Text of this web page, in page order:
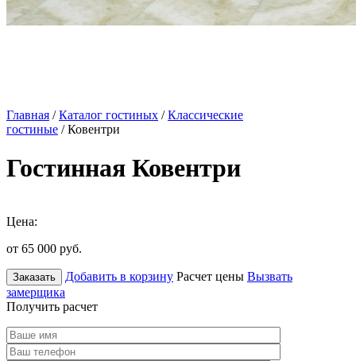
Главная /Каталог гостиных /Классические
гостиные / Ковентри
Гостинная Ковентри
Цена:
от 65 000 руб.
Заказать Добавить в корзину Расчет цены Вызвать
замерщика
Получить расчет